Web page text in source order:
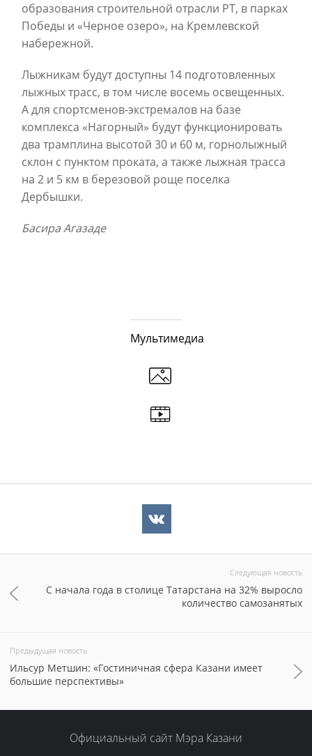
образования строительной отрасли РТ, в парках
Победы и «Черное озеро», на Кремлевской
набережной.
Лыжникам будут доступны 14 подготовленных
лыжных трасс, в том числе восемь освещенных.
А для спортсменов-экстремалов на базе
комплекса «Нагорный» будут функционировать
два трамплина высотой 30 и 60 м, горнолыжный
склон с пунктом проката, а также лыжная трасса
на 2 и 5 км в березовой роще поселка
Дербышки.
Басира Агазаде
Мультимедиа
Следующая новость
С начала года в столице Татарстана на 32% выросло
количество самозанятых
Предыдущая новость
Ильсур Метшин: «Гостиничная сфера Казани имеет
большие перспективы»
Официальный сайт Мэра Казани